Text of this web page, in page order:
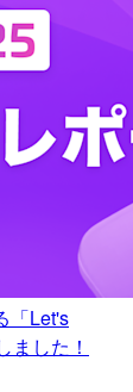
「Let's
ました！